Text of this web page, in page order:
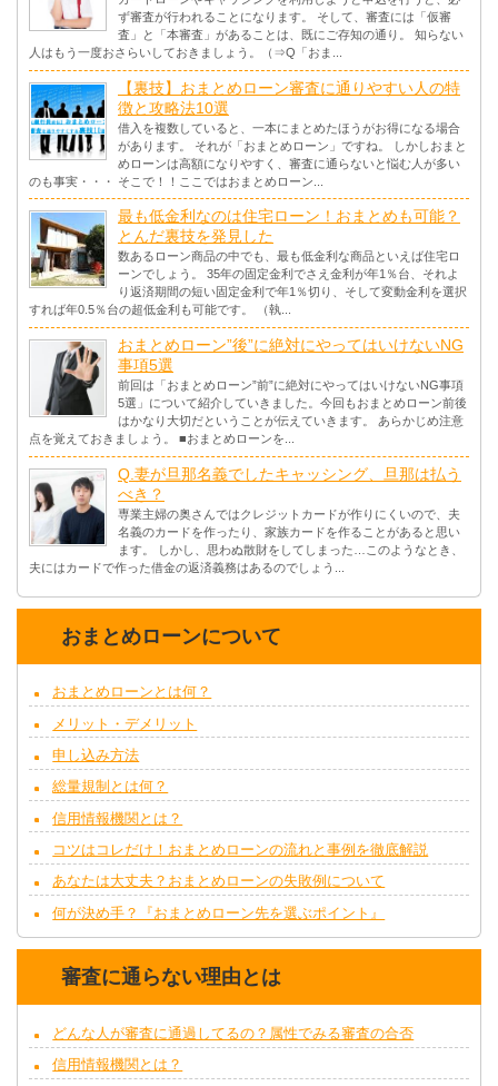
ず審査が行われることになります。 そして、審査には「仮審
査」と「本審査」があることは、既にご存知の通り。 知らない
人はもう一度おさらいしておきましょう。（⇒Q「おま...
【裏技】おまとめローン審査に通りやすい人の特
徴と攻略法10選
借入を複数していると、一本にまとめたほうがお得になる場合
があります。 それが「おまとめローン」ですね。 しかしおまと
めローンは高額になりやすく、審査に通らないと悩む人が多い
のも事実・・・ そこで！！ここではおまとめローン...
最も低金利なのは住宅ローン！おまとめも可能？
とんだ裏技を発見した
数あるローン商品の中でも、最も低金利な商品といえば住宅ロ
ーンでしょう。 35年の固定金利でさえ金利が年1％台、それよ
り返済期間の短い固定金利で年1％切り、そして変動金利を選択
すれば年0.5％台の超低金利も可能です。 （執...
おまとめローン”後”に絶対にやってはいけないNG
事項5選
前回は「おまとめローン”前”に絶対にやってはいけないNG事項
5選」について紹介していきました。今回もおまとめローン前後
はかなり大切だということが伝えていきます。 あらかじめ注意
点を覚えておきましょう。 ■おまとめローンを...
Q.妻が旦那名義でしたキャッシング、旦那は払う
べき？
専業主婦の奥さんではクレジットカードが作りにくいので、夫
名義のカードを作ったり、家族カードを作ることがあると思い
ます。 しかし、思わぬ散財をしてしまった…このようなとき、
夫にはカードで作った借金の返済義務はあるのでしょう...
おまとめローンについて
おまとめローンとは何？
メリット・デメリット
申し込み方法
総量規制とは何？
信用情報機関とは？
コツはコレだけ！おまとめローンの流れと事例を徹底解説
あなたは大丈夫？おまとめローンの失敗例について
何が決め手？『おまとめローン先を選ぶポイント』
審査に通らない理由とは
どんな人が審査に通過してるの？属性でみる審査の合否
信用情報機関とは？